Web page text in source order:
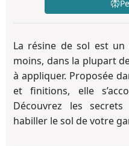
La résine de sol est un
moins, dans la plupart
à appliquer. Proposée
et finitions, elle
Découvrez les
habiller le sol de votre